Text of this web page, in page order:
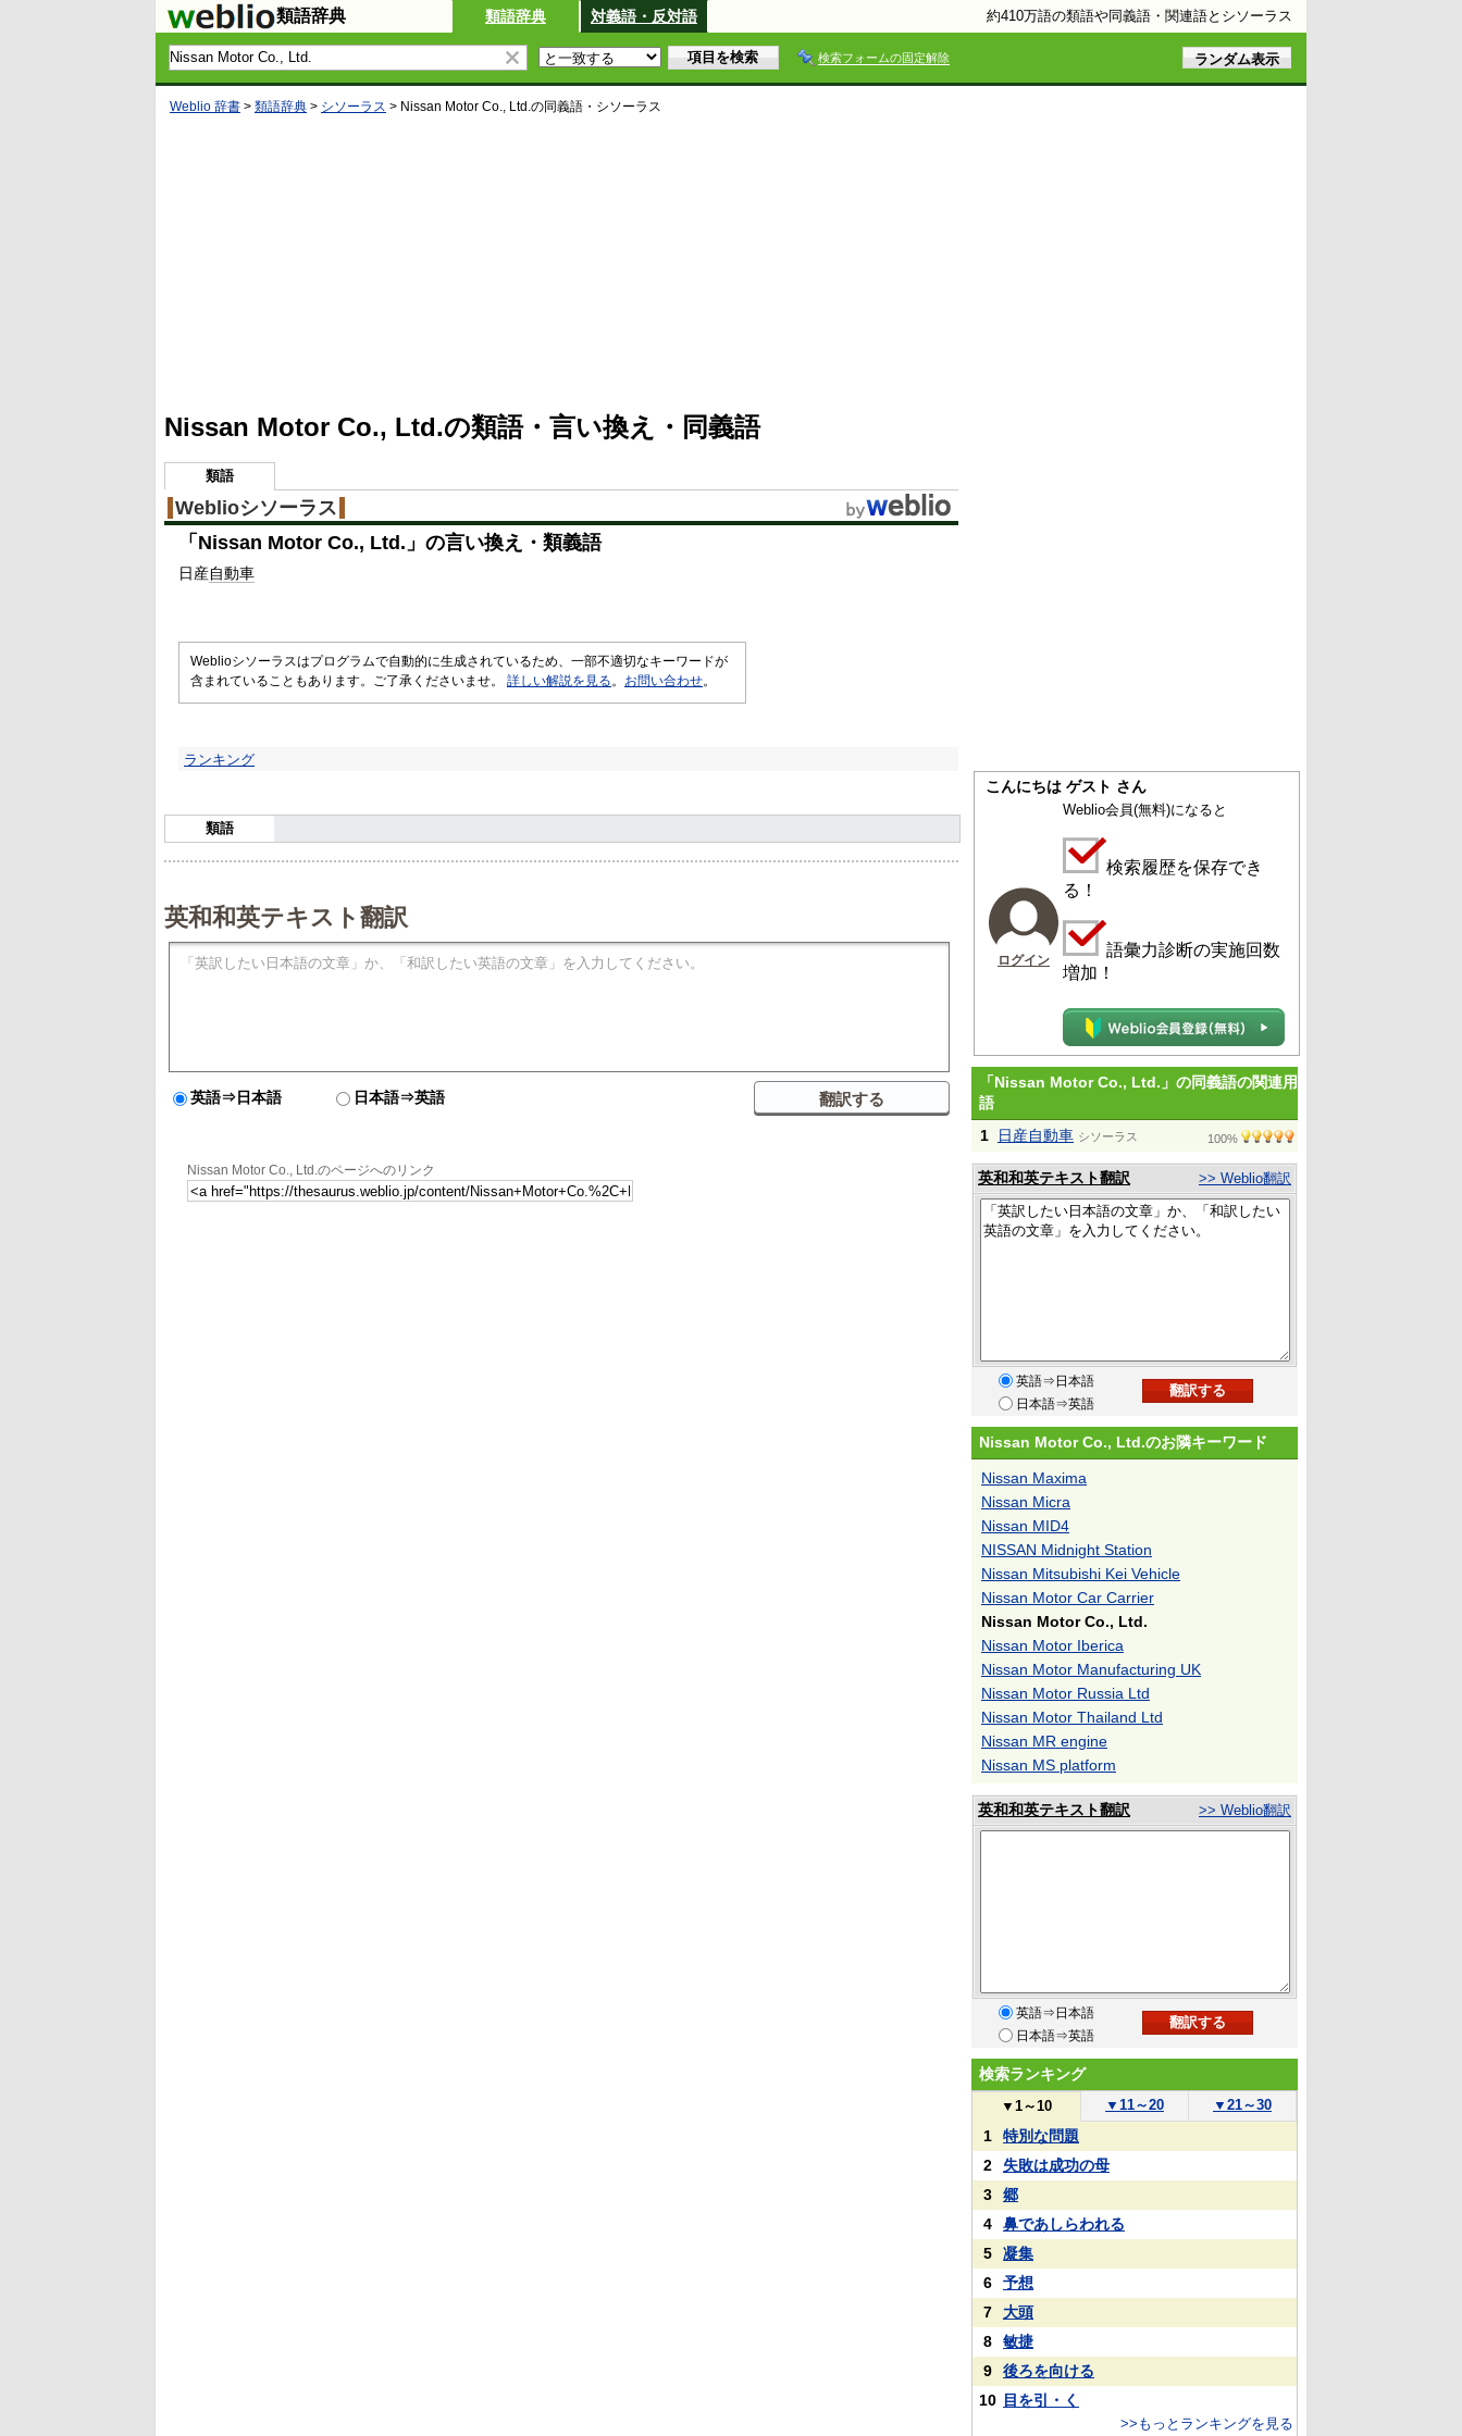
類語辞典 類語辞典 対義語・反対語 約410万語の類語や同義語・関連語とシソーラス
検索フォームの固定解除
Weblio 辞書 > 類語辞典 > シソーラス > Nissan Motor Co., Ltd. の同義語・シソーラス
5
%
Nissan Motor Co., Ltd.の類語・言い換え・同義語
類語
Weblioシソーラス
「 Nissan Motor Co., Ltd. 」の言い換え・類義語
日産自動車
Weblioシソーラスはプログラムで自動的に生成されているため、一部不適切なキーワードが
含まれていることもあります。ご了承くださいませ。 詳しい解説を見る 。 お問い合わせ。
ランキング
類語
英和和英テキスト翻訳
英語⇒日本語 日本語⇒英語
Nissan Motor Co., Ltd.のページへのリンク
こんにちは ゲスト さん
ログイン
Weblio会員(無料)になると
検索履歴を保存でき
る！
語彙力診断の実施回数
増加！
「Nissan Motor Co., Ltd.」の同義語の関連用
語
1
日産自動車 シソーラス 100%
英和和英テキスト翻訳 >> Weblio翻訳
英語⇒日本語
日本語⇒英語
Nissan Motor Co., Ltd.のお隣キーワード
Nissan Maxima
Nissan Micra
Nissan MID4
NISSAN Midnight Station
Nissan Mitsubishi Kei Vehicle
Nissan Motor Car Carrier
Nissan Motor Co., Ltd.
Nissan Motor Iberica
Nissan Motor Manufacturing UK
Nissan Motor Russia Ltd
Nissan Motor Thailand Ltd
Nissan MR engine
Nissan MS platform
英和和英テキスト翻訳 >> Weblio翻訳
英語⇒日本語
日本語⇒英語
検索ランキング
▼ 1～10 ▼ 11～20 ▼ 21～30
1
特別な問題
2
失敗は成功の母
3
郷
4
鼻であしらわれる
5
凝集
6
予想
7
大頭
8
敏捷
9
後ろを向ける
10 目を引・く
>>もっとランキングを見る